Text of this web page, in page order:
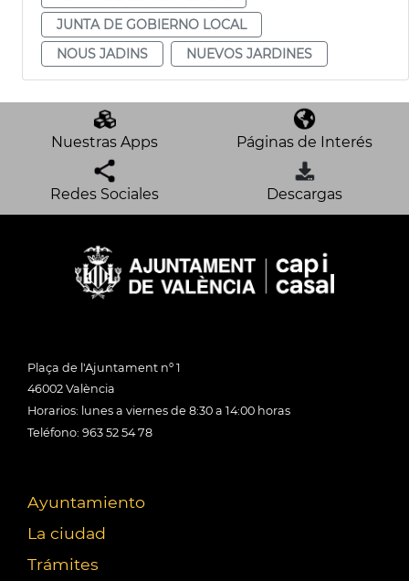
JUNTA DE GOBIERNO LOCAL
NOUS JADINS
NUEVOS JARDINES
Nuestras Apps Páginas de Interés
Redes Sociales Descargas
Plaça de l'Ajuntament nº 1
46002 València
Horarios: lunes a viernes de 8:30 a 14:00 horas
Teléfono: 963 52 54 78
Ayuntamiento
La ciudad
Trámites